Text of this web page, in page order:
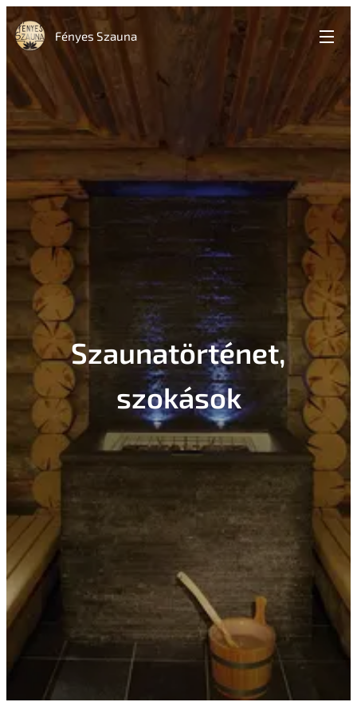
Fényes Szauna
Szaunatörténet,
szokások